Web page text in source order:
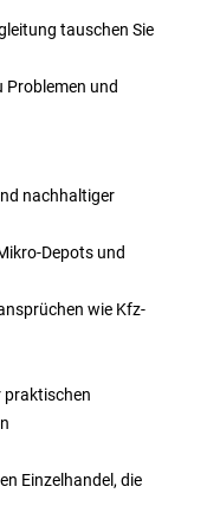
tauschen Sie
und
nachhaltiger
Depots und
wie Kfz-
praktischen
Einzelhandel, die